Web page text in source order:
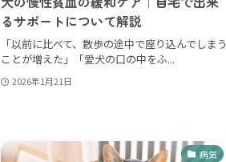
るサポートについて解説
「以前に比べて、散歩の途中で座り込んでしまう
ことが増えた」「愛犬の口の中をふ...
2026年1月21日
病気